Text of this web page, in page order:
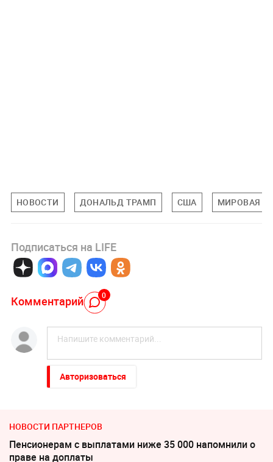
НОВОСТИ ДОНАЛЬД ТРАМП США МИРОВАЯ
Подписаться на LIFE
Комментарий 0
Авторизоваться
НОВОСТИ ПАРТНЕРОВ
Пенсионерам с выплатами ниже 35 000 напомнили о
праве на доплаты